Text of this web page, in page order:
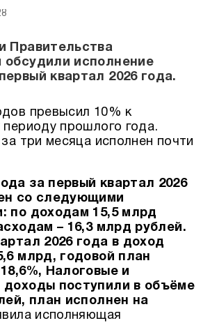
Правительства
обсудили исполнение
квартал 2026 года.
превысил 10% к
периоду прошлого года.
за три месяца исполнен почти
за первый квартал 2026
со следующими
по доходам 15,5 млрд
– 16,3 млрд рублей.
2026 года в доход
млрд, годовой план
Налоговые и
доходы поступили в объёме
план исполнен на
исполняющая